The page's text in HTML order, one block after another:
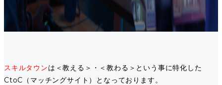
スキルタウンは＜教える＞・＜教わる＞という事に特化した
CtoC（マッチングサイト）となっております。